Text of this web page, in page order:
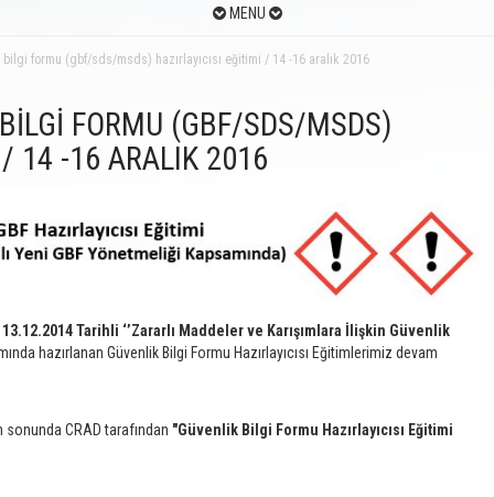
MENU
formu (gbf/sds/msds) hazırlayıcısı eğitimi / 14 -16 aralık 2016
FORMU (GBF/SDS/MSDS)
14 -16 ARALIK 2016
13.12.2014 Tarihli ‘’Zararlı Maddeler ve Karışımlara İlişkin Güvenlik
hazırlanan Güvenlik Bilgi Formu Hazırlayıcısı Eğitimlerimiz devam
sonunda CRAD tarafından "Güvenlik Bilgi Formu Hazırlayıcısı Eğitimi